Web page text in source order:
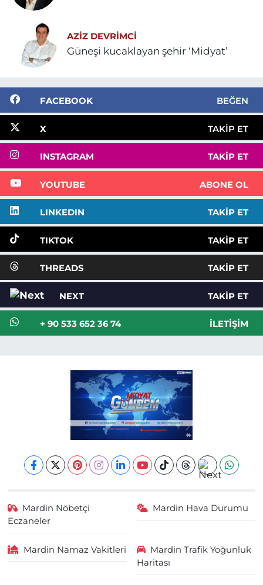
AZIZ DEVRIMCI
Güneşi kucaklayan şehir ‘Midyat’
FACEBOOK BEĞEN
X TAKIP ET
INSTAGRAM TAKIP ET
YOUTUBE ABONE OL
LINKEDIN TAKIP ET
TIKTOK TAKIP ET
THREADS TAKIP ET
NEXT TAKIP ET
+ 90 533 652 36 74 İLETIŞIM
Mardin Nöbetçi
Eczaneler
Mardin Hava Durumu
Mardin Namaz Vakitleri
Mardin Trafik Yoğunluk
Haritası